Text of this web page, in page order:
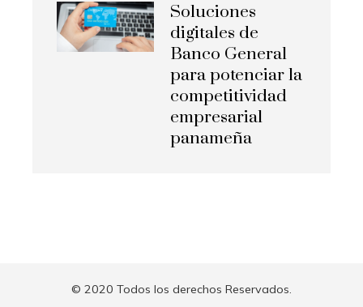
Soluciones
digitales de
Banco General
para potenciar la
competitividad
empresarial
panameña
© 2020 Todos los derechos Reservados.